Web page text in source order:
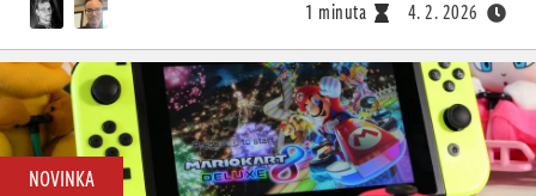
1 minuta 4. 2. 2026
NOVINKA